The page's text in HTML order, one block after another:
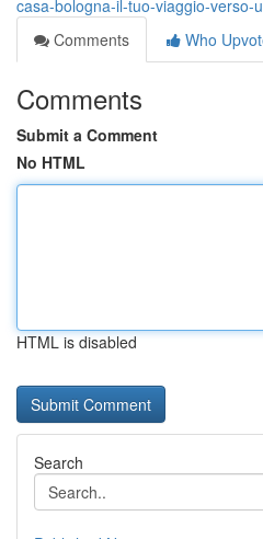
casa-bologna-il-tuo-viaggio-verso-
Comments
Who
Comments
Submit a Comment
No HTML
HTML is disabled
Search